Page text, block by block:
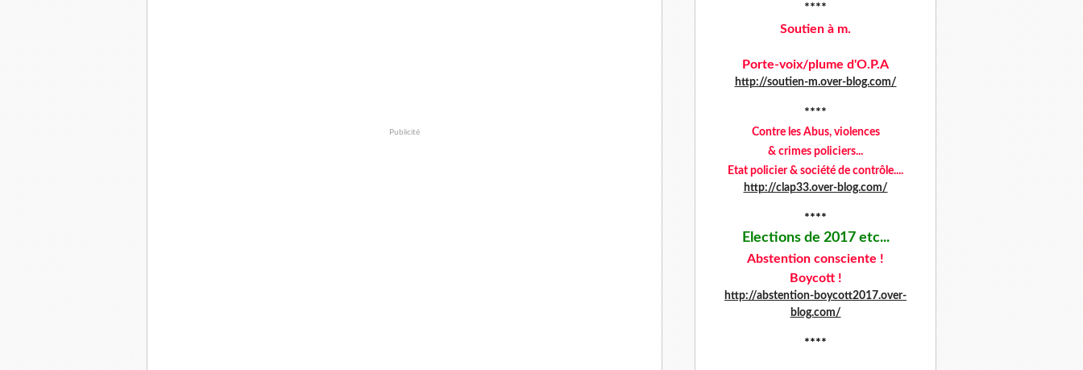
Publicité
****
Soutien à m.
Porte-voix/plume d'O.P.A
http://soutien-m.over-blog.com/
****
Contre les Abus, violences
& crimes policiers...
Etat policier & société de contrôle....
http://clap33.over-blog.com/
****
Elections de 2017 etc...
Abstention consciente !
Boycott !
http://abstention-boycott2017.over-
blog.com/
****